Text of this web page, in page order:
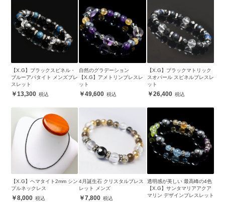
【X.G】ブラックスピネル・
ブルーアパタイト メンズブレ
スレット
13,300
自然のグラデーション
【X.G】アメトリンブレスレ
ット
49,600
【X.G】ブラックマトリック
スオパール スピネルブレスレ
ット
26,400
【X.G】ヘマタイト2mm シン
プルネックレス
8,000
4月誕生石 クリスタルブレス
レット メンズ
7,800
透明感が美しい 最高峰の4色
【X.G】サンタマリアアクア
マリン デザインブレスレット